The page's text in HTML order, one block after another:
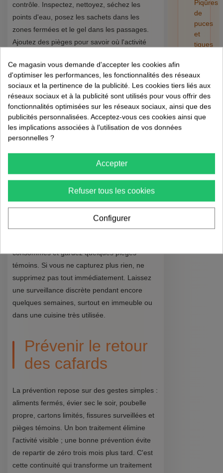
contrôle. Inspectez, nettoyez, séchez les
points d'eau, posez les sachets dans les
zones fermées et le gel dans les passages.
Ajoutez des pièges pour savoir où l'activité
deux jours : laissez le temps aux cafards de
rencontrer les produits.
La deuxième semaine sert à corriger. Si les
pièges capturent près d'une gaine, renforcez
ce point. Si les captures se trouvent dans un
placard, videz-le et replacez un sachet
correctement. Si les captures sont surtout
près de l'évier, cherchez une fuite ou une
humidité permanente. Le traitement devient
plus efficace quand il répond aux
observations.
La troisième semaine sert à stabiliser. Retirez
consommés et gardez quelques pièges
témoins. Si vous ne capturez plus rien, ne
supprimez pas tout immédiatement. Laissez
une surveillance discrète pendant encore
quelques semaines, surtout en immeuble ou
dans une cuisine très utilisée.
Prévenir le retour
des cafards
La prévention repose sur des gestes simples :
aliments fermés, évier sec le soir, poubelle
propre, cartons limités, fissures surveillées et
pièges témoins. Un bon traitement élimine
l'activité visible ; une bonne prévention évite
de repartir de zéro trois mois plus tard. C'est
cette continuité qui transforme un traitement
Piqûres
de
puces
et
tiques
:
risques,
retrait
et
Ce magasin vous demande d'accepter les cookies afin
d'optimiser les performances, les fonctionnalités des réseaux
sociaux et la pertinence de la publicité. Les cookies tiers liés aux
réseaux sociaux et à la publicité sont utilisés pour vous offrir des
fonctionnalités optimisées sur les réseaux sociaux, ainsi que des
publicités personnalisées. Acceptez-vous ces cookies ainsi que
les implications associées à l'utilisation de vos données
personnelles ?
Accepter
Refuser tous les cookies
Configurer